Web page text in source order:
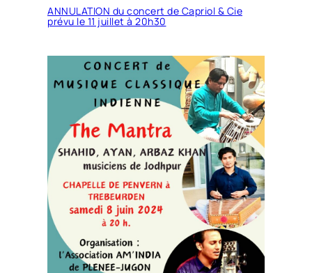
ANNULATION du concert de Capriol & Cie
prévu le 11 juillet à 20h30